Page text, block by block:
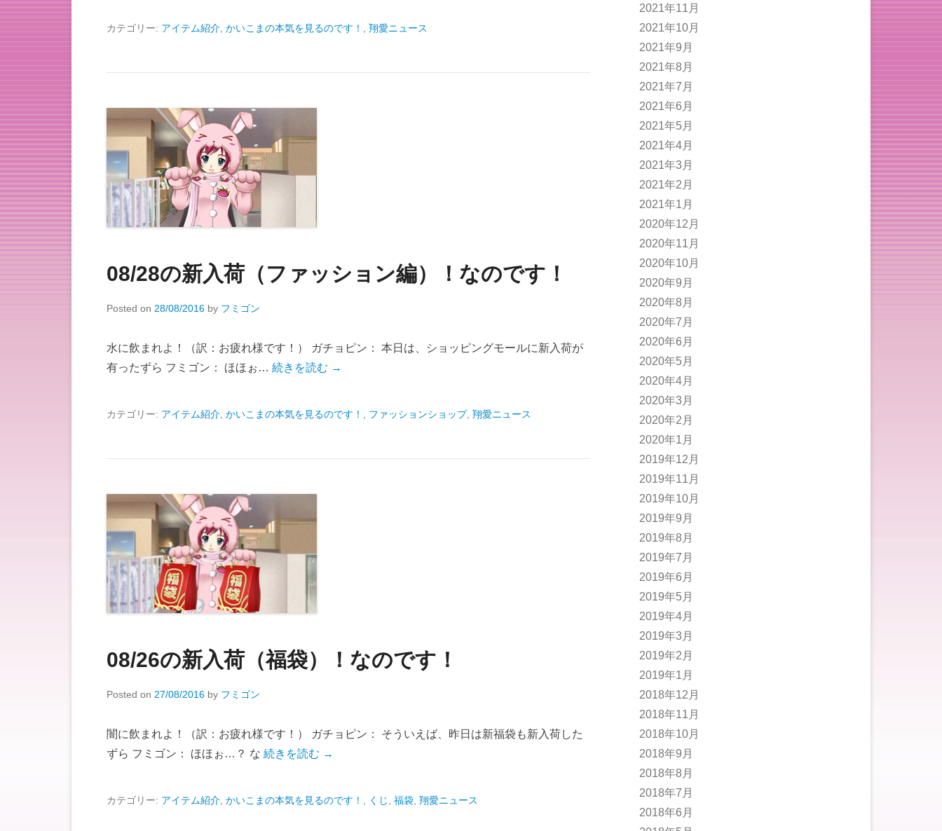
カテゴリー: アイテム紹介 かいこまの本気を見るのです！ 翔愛ニュース
08/28の新入荷（ファッション編）！なのです！
Posted on 28/08/2016 by フミゴン
水に飲まれよ！（訳：お疲れ様です！） ガチョピン： 本日は、ショッピングモールに新入荷が
有ったずら フミゴン： ほほぉ… 続きを読む →
カテゴリー: アイテム紹介 かいこまの本気を見るのです！ ファッションショップ, 翔愛ニュース
08/26の新入荷（福袋）！なのです！
Posted on 27/08/2016 by フミゴン
闇に飲まれよ！（訳：お疲れ様です！） ガチョピン： そういえば、昨日は新福袋も新入荷した
ずら フミゴン： ほほぉ…？ な 続きを読む →
カテゴリー: アイテム紹介 かいこまの本気を見るのです！ くじ 福袋 翔愛ニュース
2021年11月
2021年10月
2021年9月
2021年8月
2021年7月
2021年6月
2021年5月
2021年4月
2021年3月
2021年2月
2021年1月
2020年12月
2020年11月
2020年10月
2020年9月
2020年8月
2020年7月
2020年6月
2020年5月
2020年4月
2020年3月
2020年2月
2020年1月
2019年12月
2019年11月
2019年10月
2019年9月
2019年8月
2019年7月
2019年6月
2019年5月
2019年4月
2019年3月
2019年2月
2019年1月
2018年12月
2018年11月
2018年10月
2018年9月
2018年8月
2018年7月
2018年6月